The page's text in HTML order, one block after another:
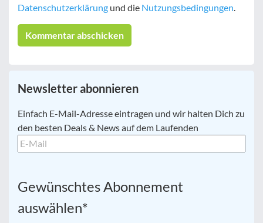
Datenschutzerklärung und die Nutzungsbedingungen.
Newsletter abonnieren
E-
Mail *
Einfach E-Mail-Adresse eintragen und wir halten Dich zu
den besten Deals & News auf dem Laufenden
Gewünschtes Abonnement
auswählen*